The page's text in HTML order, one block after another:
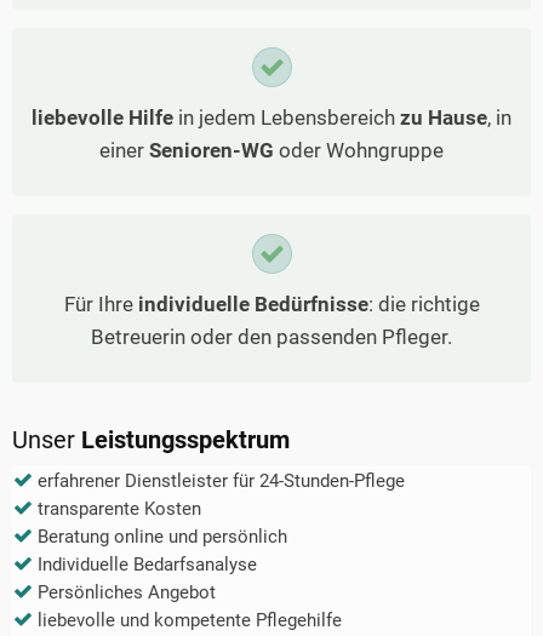
liebevolle Hilfe in jedem Lebensbereich zu Hause, in
einer Senioren-WG oder Wohngruppe
Für Ihre individuelle Bedürfnisse: die richtige
Betreuerin oder den passenden Pfleger.
Unser Leistungsspektrum
erfahrener Dienstleister für 24-Stunden-Pflege
transparente Kosten
Beratung online und persönlich
Individuelle Bedarfsanalyse
Persönliches Angebot
liebevolle und kompetente Pflegehilfe